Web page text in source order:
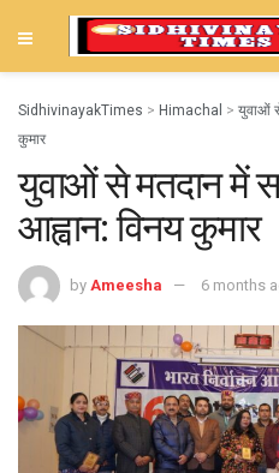
SidhivinayakTimes > Himachal > युवाओं
कुमार
युवाओं से मतदान में
आह्वान: विनय कुमार
by Ameesha 6 months